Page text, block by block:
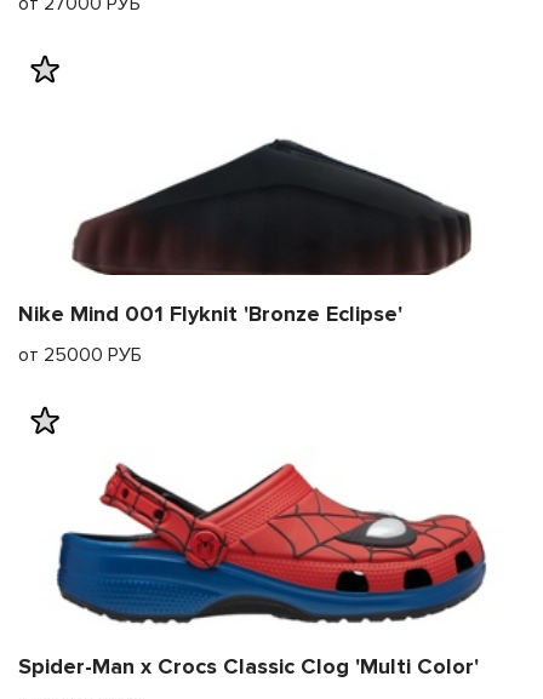
Nike Mind 001 Flyknit 'Bronze Eclipse'
от 25000 РУБ
Spider-Man x Crocs Classic Clog 'Multi Color'